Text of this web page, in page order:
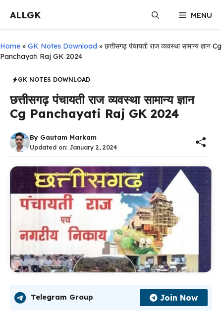
content
ALLGK MENU
Home » GK Notes Download » छत्तीसगढ़ पंचायती राज व्यवस्था सामान्य ज्ञान Cg
Panchayati Raj GK 2024
GK NOTES DOWNLOAD
छत्तीसगढ़ पंचायती राज व्यवस्था सामान्य ज्ञान
Cg Panchayati Raj GK 2024
By Gautam Markam
Updated on: January 2, 2024
Telegram Group Join Now